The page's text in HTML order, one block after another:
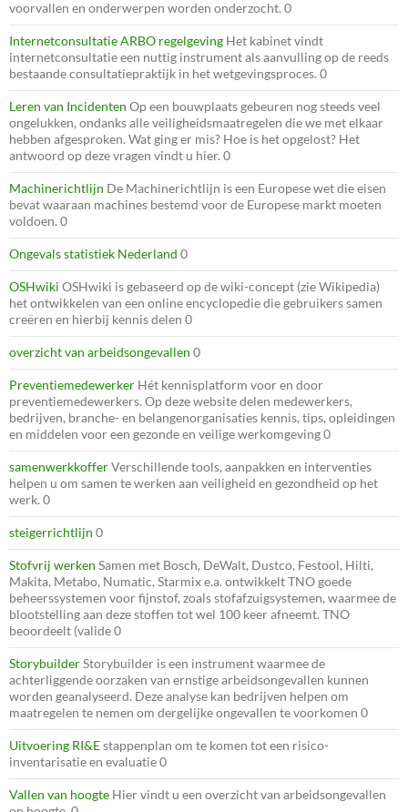
voorvallen en onderwerpen worden onderzocht. 0
Internetconsultatie ARBO regelgeving Het kabinet vindt
internetconsultatie een nuttig instrument als aanvulling op de reeds
bestaande consultatiepraktijk in het wetgevingsproces. 0
Leren van Incidenten Op een bouwplaats gebeuren nog steeds veel
ongelukken, ondanks alle veiligheidsmaatregelen die we met elkaar
hebben afgesproken. Wat ging er mis? Hoe is het opgelost? Het
antwoord op deze vragen vindt u hier. 0
Machinerichtlijn De Machinerichtlijn is een Europese wet die eisen
bevat waaraan machines bestemd voor de Europese markt moeten
voldoen. 0
Ongevals statistiek Nederland 0
OSHwiki OSHwiki is gebaseerd op de wiki-concept (zie Wikipedia)
het ontwikkelen van een online encyclopedie die gebruikers samen
creëren en hierbij kennis delen 0
overzicht van arbeidsongevallen 0
Preventiemedewerker Hét kennisplatform voor en door
preventiemedewerkers. Op deze website delen medewerkers,
bedrijven, branche- en belangenorganisaties kennis, tips, opleidingen
en middelen voor een gezonde en veilige werkomgeving 0
samenwerkkofferVerschillende tools, aanpakken en interventies
helpen u om samen te werken aan veiligheid en gezondheid op het
werk. 0
steigerrichtlijn 0
Stofvrij werken Samen met Bosch, DeWalt, Dustco, Festool, Hilti,
Makita, Metabo, Numatic, Starmix e.a. ontwikkelt TNO goede
beheerssystemen voor fijnstof, zoals stofafzuigsystemen, waarmee de
blootstelling aan deze stoffen tot wel 100 keer afneemt. TNO
beoordeelt (valide 0
StorybuilderStorybuilder is een instrument waarmee de
achterliggende oorzaken van ernstige arbeidsongevallen kunnen
worden geanalyseerd. Deze analyse kan bedrijven helpen om
maatregelen te nemen om dergelijke ongevallen te voorkomen 0
Uitvoering RI&Estappenplan om te komen tot een risico-
inventarisatie en evaluatie 0
Vallen van hoogte Hier vindt u een overzicht van arbeidsongevallen